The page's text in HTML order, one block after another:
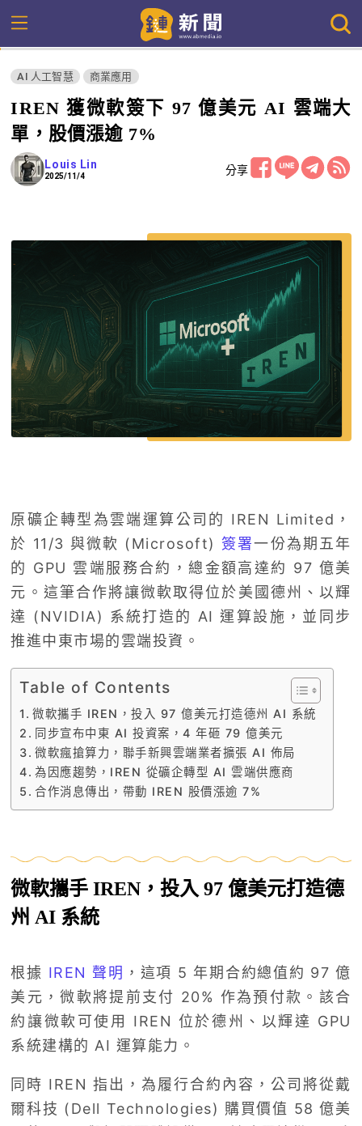
AI 人工智慧 商業應用
IREN 獲微軟簽下 97 億美元 AI 雲端大
單，股價漲逾 7%
Louis Lin
2025/11/4 分享
原礦企轉型為雲端運算公司的 IREN Limited，
於 11/3 與微軟 (Microsoft) 簽署一份為期五年
的 GPU 雲端服務合約，總金額高達約 97 億美
元。這筆合作將讓微軟取得位於美國德州、以輝
達 (NVIDIA) 系統打造的 AI 運算設施，並同步
推進中東市場的雲端投資。
Table of Contents
微軟攜手 IREN，投入 97 億美元打造德州 AI 系統
同步宣布中東 AI 投資案，4 年砸 79 億美元
微軟瘋搶算力，聯手新興雲端業者擴張 AI 佈局
為因應趨勢，IREN 從礦企轉型 AI 雲端供應商
合作消息傳出，帶動 IREN 股價漲逾 7%
微軟攜手 IREN，投入 97 億美元打造德
州 AI 系統
根據 IREN 聲明 ，這項 5 年期合約總值約 97 億
美元，微軟將提前支付 20% 作為預付款。該合
約讓微軟可使用 IREN 位於德州、以輝達 GPU
系統建構的 AI 運算能力。
同時 IREN 指出，為履行合約內容，公司將從戴
爾科技 (Dell Technologies) 購買價值 58 億美